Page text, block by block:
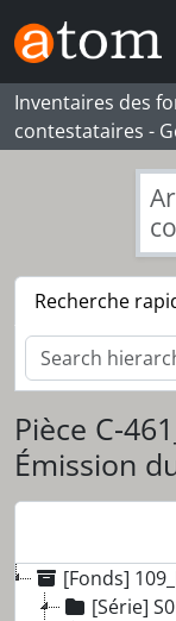
Skip to main content
Inventaires des
contestataires -
Recherche
Pièce C-
Émission
[Fonds]
[Série]